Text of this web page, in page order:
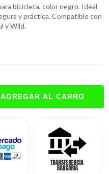
bicicleta, color negro. Ideal
y práctica. Compatible con
y Wild.